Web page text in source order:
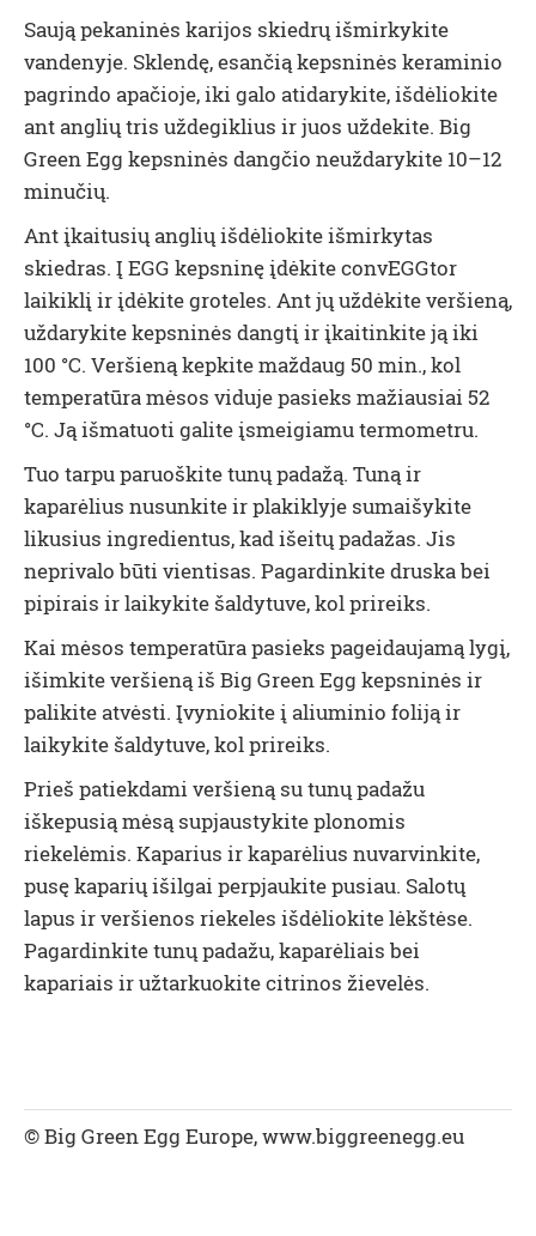
Saują pekaninės karijos skiedrų išmirkykite
vandenyje. Sklendę, esančią kepsninės keraminio
pagrindo apačioje, iki galo atidarykite, išdėliokite
ant anglių tris uždegiklius ir juos uždekite. Big
Green Egg kepsninės dangčio neuždarykite 10–12
minučių.
Ant įkaitusių anglių išdėliokite išmirkytas
skiedras. Į EGG kepsninę įdėkiteconvEGGtor
laikiklį ir įdėkite groteles. Ant jų uždėkite veršieną,
uždarykite kepsninės dangtį ir įkaitinkite ją iki
100 °C. Veršieną kepkite maždaug 50 min., kol
temperatūra mėsos viduje pasieks mažiausiai 52
°C. Ją išmatuoti galite įsmeigiamu termometru.
Tuo tarpu paruoškite tunų padažą. Tuną ir
kaparėlius nusunkite ir plakiklyje sumaišykite
likusius ingredientus, kad išeitų padažas. Jis
neprivalo būti vientisas. Pagardinkite druska bei
pipirais ir laikykite šaldytuve, kol prireiks.
Kai mėsos temperatūra pasieks pageidaujamą lygį,
išimkite veršieną iš Big Green Egg kepsninės ir
palikite atvėsti. Įvyniokite į aliuminio foliją ir
laikykite šaldytuve, kol prireiks.
Prieš patiekdami veršieną su tunų padažu
iškepusią mėsą supjaustykite plonomis
riekelėmis. Kaparius ir kaparėlius nuvarvinkite,
pusę kaparių išilgai perpjaukite pusiau. Salotų
lapus ir veršienos riekeles išdėliokite lėkštėse.
Pagardinkite tunų padažu, kaparėliais bei
kapariais ir užtarkuokite citrinos žievelės.
© Big Green Egg Europe, www.biggreenegg.eu